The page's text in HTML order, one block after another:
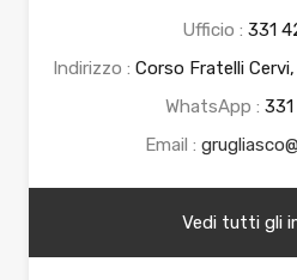
Ufficio : 331
Indirizzo : Corso Fratelli
WhatsApp :
Email :
Vedi tutti gli